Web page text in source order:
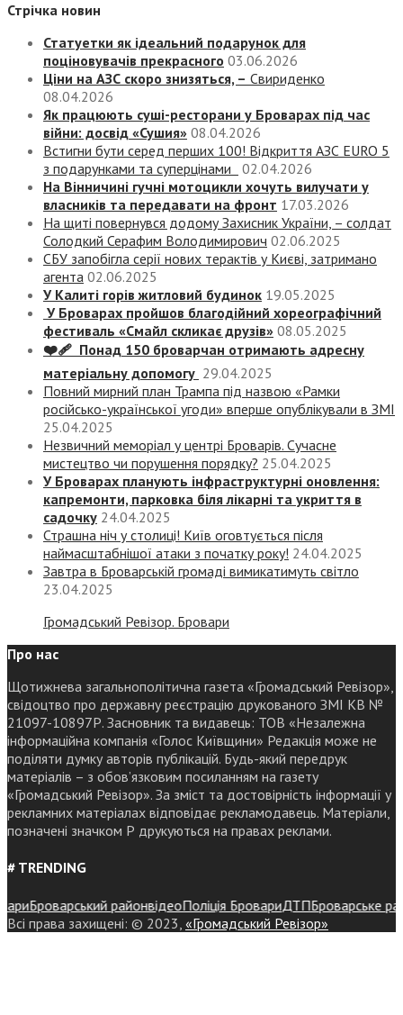
Стрічка новин
Статуетки як ідеальний подарунок для
поціновувачів прекрасного 03.06.2026
Ціни на АЗС скоро знизяться, – Свириденко
08.04.2026
Як працюють суші-ресторани у Броварах під час
війни: досвід «Сушия» 08.04.2026
Встигни бути серед перших 100! Відкриття АЗС EURO 5
з подарунками та суперцінами
02.04.2026
На Вінничині гучні мотоцикли хочуть вилучати у
власників та передавати на фронт 17.03.2026
На щиті повернувся додому Захисник України, – солдат
Солодкий Серафим Володимирович 02.06.2025
СБУ запобігла серії нових терактів у Києві, затримано
агента 02.06.2025
У Калиті горів житловий будинок 19.05.2025
У Броварах пройшов благодійний хореографічний
фестиваль «Смайл скликає друзів» 08.05.2025
❤️‍🩹 Понад 150 броварчан отримають адресну
матеріальну допомогу 29.04.2025
Повний мирний план Трампа під назвою «‎Рамки
російсько-української угоди» вперше опублікували в ЗМІ
25.04.2025
Незвичний меморіал у центрі Броварів. Сучасне
мистецтво чи порушення порядку? 25.04.2025
У Броварах планують інфраструктурні оновлення:
капремонти, парковка біля лікарні та укриття в
садочку 24.04.2025
Страшна ніч у столиці! Київ оговтується після
наймасштабнішої атаки з початку року! 24.04.2025
Завтра в Броварській громаді вимикатимуть світло
23.04.2025
Громадський Ревізор. Бровари
Про нас
Щотижнева загальнополітична газета «Громадський Ревізор»,
свідоцтво про державну реєстрацію друкованого ЗМІ КВ №
21097-10897Р. Засновник та видавець: ТОВ «Незалежна
інформаційна компанія «Голос Київщини» Редакція може не
поділяти думку авторів публікацій. Будь-який передрук
матеріалів – з обов’язковим посиланням на газету
«Громадський Ревізор». За зміст та достовірність інформації у
рекламних матеріалах відповідає рекламодавець. Матеріали,
позначені значком Р друкуються на правах реклами.
# TRENDING
Броварський районвідеоПоліція БровариДТПБроварське
Всі права захищені: © 2023, «Громадський Ревізор»